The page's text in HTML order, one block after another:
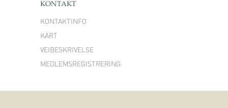
KONTAKT
KONTAKTINFO
KART
VEIBESKRIVELSE
MEDLEMSREGISTRERING